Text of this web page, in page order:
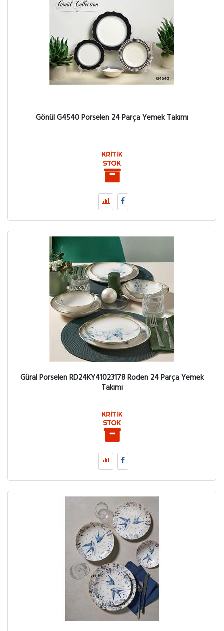
Gönül G4540 Porselen 24 Parça Yemek Takımı
Güral Porselen RD24KY41023178 Roden 24 Parça Yemek
Takımı